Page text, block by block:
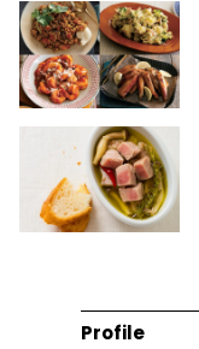
Profile